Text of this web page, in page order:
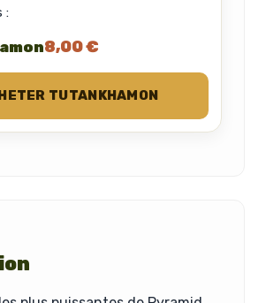
:
8,00 €
TUTANKHAMON